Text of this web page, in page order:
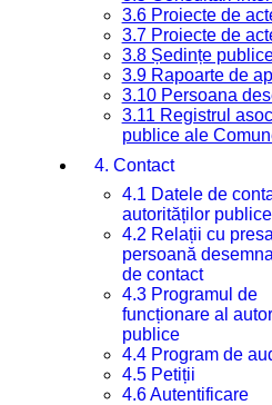
3.6 Proiecte de
3.7 Proiecte de
3.8 Ședințe
3.9 Rapoarte de
3.10 Persoana
3.11 Registrul
publice ale
4. Contact
4.1 Datele de
autorităților publice
4.2 Relații cu
persoană
de contact
4.3 Programul de
funcționare al
publice
4.4 Program de
4.5 Petiții
4.6 Autentificare